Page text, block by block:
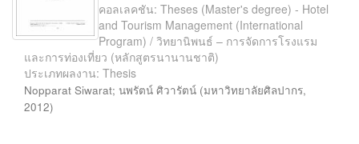
คอลเลคชัน: Theses (Master's degree) - Hotel
and Tourism Management (International
Program) / วิทยานิพนธ์ – การจัดการโรงแรม
และการท่องเที่ยว (หลักสูตรนานานชาติ)
ประเภทผลงาน: Thesis
Nopparat Siwarat; นพรัตน์ ศิวารัตน์ (มหาวิทยาลัยศิลปากร,
2012)